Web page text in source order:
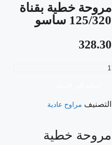
مروحة خطية بقناة
125/320 ساسو
328.30
التصنيف مراوح عادية
مروحة خطية